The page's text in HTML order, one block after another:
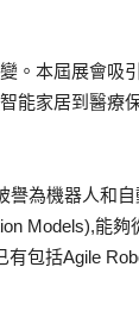
。本屆展會吸
能家居到醫療
譽為機器人和
Models),能夠
包括Agile